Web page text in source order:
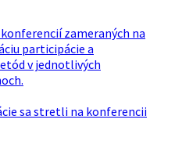
zameraných na
participácie a
v jednotlivých
sa stretli na konferencii